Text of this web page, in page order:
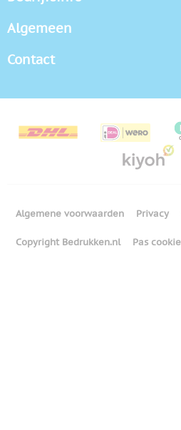
Algemeen
Contact
Algemene voorwaarden Privacy
Copyright Bedrukken.nl Pas